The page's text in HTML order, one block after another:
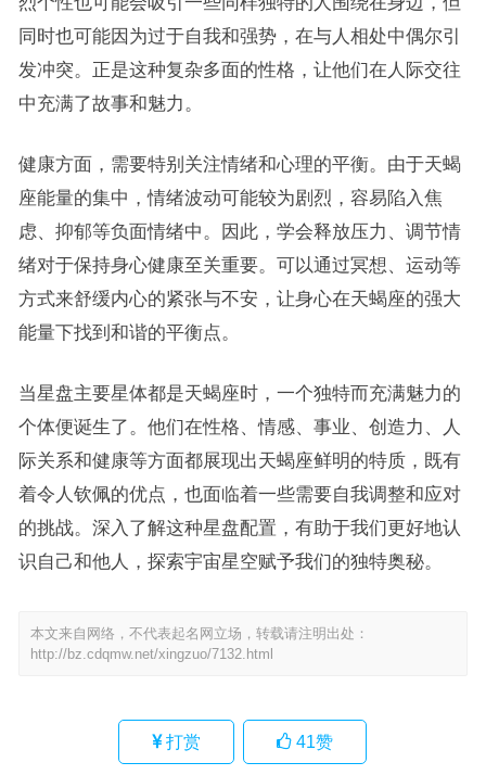
同时也可能因为过于自我和强势，在与人相处中偶尔引
发冲突。正是这种复杂多面的性格，让他们在人际交往
中充满了故事和魅力。
健康方面，需要特别关注情绪和心理的平衡。由于天蝎
座能量的集中，情绪波动可能较为剧烈，容易陷入焦
虑、抑郁等负面情绪中。因此，学会释放压力、调节情
绪对于保持身心健康至关重要。可以通过冥想、运动等
方式来舒缓内心的紧张与不安，让身心在天蝎座的强大
能量下找到和谐的平衡点。
当星盘主要星体都是天蝎座时，一个独特而充满魅力的
个体便诞生了。他们在性格、情感、事业、创造力、人
际关系和健康等方面都展现出天蝎座鲜明的特质，既有
着令人钦佩的优点，也面临着一些需要自我调整和应对
的挑战。深入了解这种星盘配置，有助于我们更好地认
识自己和他人，探索宇宙星空赋予我们的独特奥秘。
本文来自网络，不代表起名网立场，转载请注明出处：
http://bz.cdqmw.net/xingzuo/7132.html
打赏 41赞